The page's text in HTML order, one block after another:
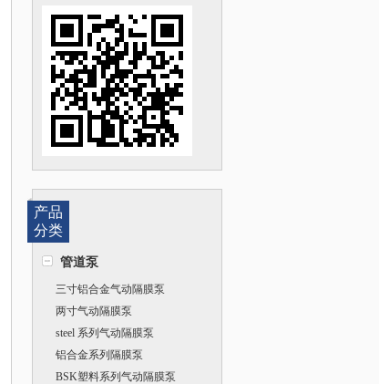
产品
分类
管道泵
三寸铝合金气动隔膜泵
两寸气动隔膜泵
steel 系列气动隔膜泵
铝合金系列隔膜泵
BSK塑料系列气动隔膜泵